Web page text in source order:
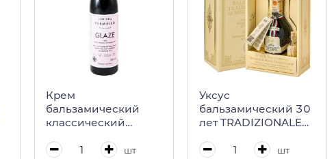
Крем
бальзамический
классический
Coppola 250 мл
шт
Уксус
бальзамический 30
лет TRADIZIONALE
EXTRAVECCHIO,шт